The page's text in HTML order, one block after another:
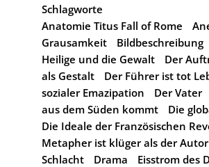
Schlagworte
Anatomie Titus Fall of Rome
Grausamkeit
Bildbeschreibung
Heilige und die Gewalt
Der
als Gestalt
Der Führer ist tot
sozialer Emazipation
Der Vater
aus dem Süden kommt
Die
Die Ideale der Französischen
Metapher ist klüger als der Autor
Schlacht
Drama Eisstrom des